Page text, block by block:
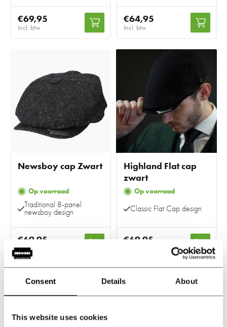
Consent Details About
This website uses cookies
€69,95
Incl. btw
€64,95
Incl. btw
Newsboy cap Zwart
Op voorraad
Traditional 8-panel
newsboy design
€69,95
Incl. btw
Highland Flat cap
zwart
Op voorraad
Classic Flat Cap design
€69,95